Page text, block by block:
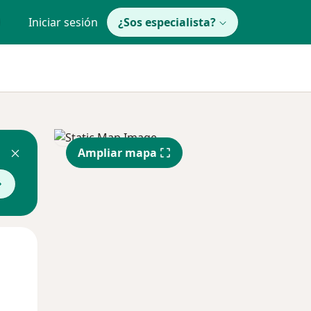
Iniciar sesión ¿Sos especialista?
Ampliar mapa